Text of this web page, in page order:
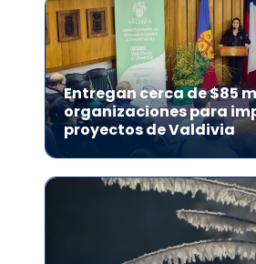
Entregan cerca de $85
organizaciones para
proyectos de Valdivia